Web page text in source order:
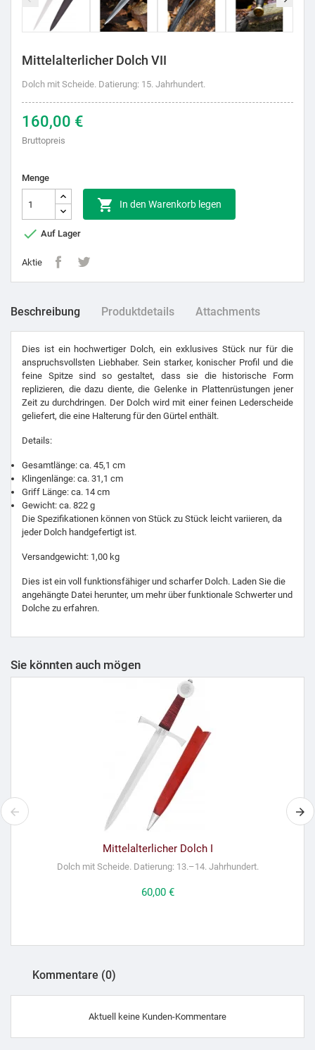
Mittelalterlicher Dolch VII
Dolch mit Scheide. Datierung: 15. Jahrhundert.
160,00 €
Bruttopreis
Menge
 In den Warenkorb legen
 Auf Lager
Aktie
Beschreibung Produktdetails Attachments
Dies ist ein hochwertiger Dolch, ein exklusives Stück nur für die
anspruchsvollsten Liebhaber. Sein starker, konischer Profil und die
feine Spitze sind so gestaltet, dass sie die historische Form
replizieren, die dazu diente, die Gelenke in Plattenrüstungen jener
Zeit zu durchdringen. Der Dolch wird mit einer feinen Lederscheide
geliefert, die eine Halterung für den Gürtel enthält.
Details:
Gesamtlänge: ca. 45,1 cm
Klingenlänge: ca. 31,1 cm
Griff Länge: ca. 14 cm
Gewicht: ca. 822 g
Die Spezifikationen können von Stück zu Stück leicht variieren, da
jeder Dolch handgefertigt ist.
Versandgewicht: 1,00 kg
Dies ist ein voll funktionsfähiger und scharfer Dolch. Laden Sie die
angehängte Datei herunter, um mehr über funktionale Schwerter und
Dolche zu erfahren.
Sie könnten auch mögen
Mittelalterlicher Dolch I
Dolch mit Scheide. Datierung: 13.–14. Jahrhundert.
Preis
60,00 €
Kommentare (0)
Aktuell keine Kunden-Kommentare